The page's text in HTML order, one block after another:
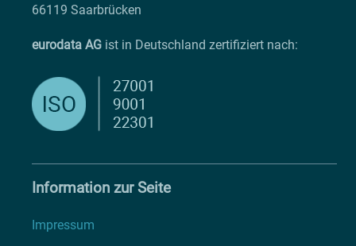
66119 Saarbrücken
eurodata AG ist in Deutschland zertifiziert nach:
Information zur Seite
Impressum